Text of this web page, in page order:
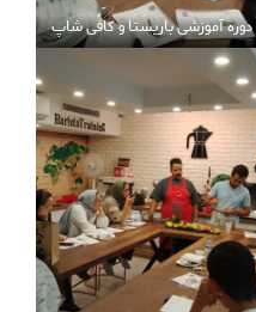
دوره آموزشی باریستا و کافی شاپ